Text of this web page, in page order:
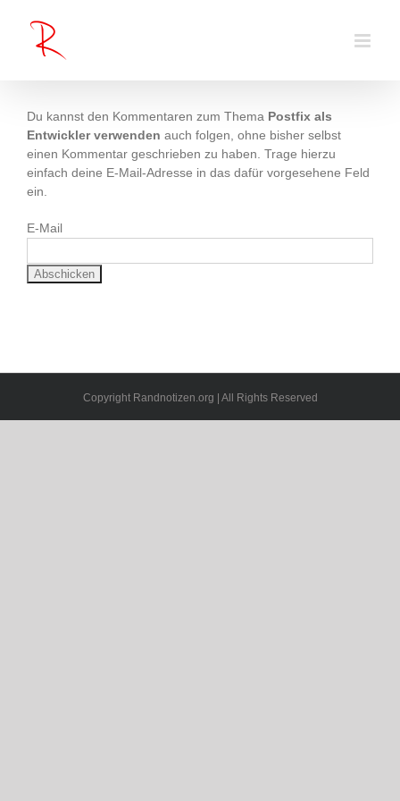
springen
Du kannst den Kommentaren zum Thema Postfix als
Entwickler verwenden auch folgen, ohne bisher selbst
einen Kommentar geschrieben zu haben. Trage hierzu
einfach deine E-Mail-Adresse in das dafür vorgesehene Feld
ein.
E-Mail
Copyright Randnotizen.org | All Rights Reserved